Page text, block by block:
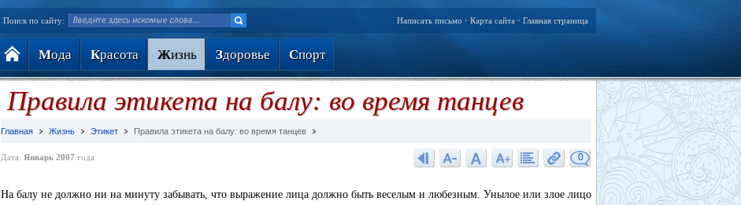
Поиск по сайту: Написать письмо • Карта сайта • Главная страница
Мода Красота Жизнь Здоровье Спорт
Правила этикета на балу: во время танцев
Главная Жизнь Этикет Правила этикета на балу: во время танцев
Дата: Январь 2007 года 0
На балу не должно ни на минуту забывать, что выражение лица должно быть веселым и любезным. Унылое или злое лицо